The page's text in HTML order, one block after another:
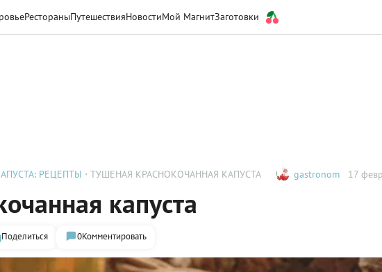
РестораныПутешествияНовостиМой МагнитЗаготовки
РЕЦЕПТЫ ТУШЕНАЯ КРАСНОКОЧАННАЯ КАПУСТА gastronom 17
капуста
Поделиться 0Комментировать